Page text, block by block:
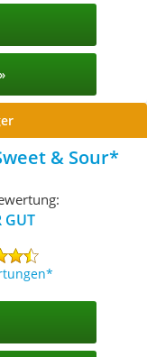
& Sour
GUT